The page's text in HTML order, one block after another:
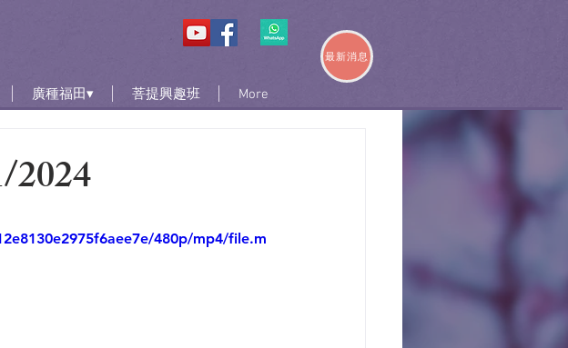
廣種福田▾ 菩提興趣班 More
最新消息
480p/mp4/file.m